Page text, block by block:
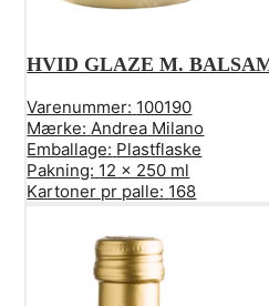
HVID GLAZE M.
Varenummer: 100190
Mærke: Andrea Milano
Emballage: Plastflaske
Pakning: 12 x 250 ml
Kartoner pr palle: 168